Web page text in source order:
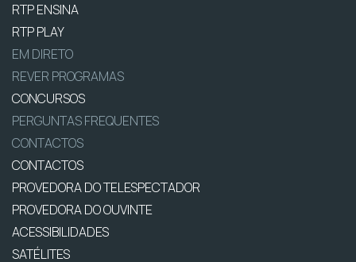
RTP ENSINA
RTP PLAY
EM DIRETO
REVER PROGRAMAS
CONCURSOS
PERGUNTAS FREQUENTES
CONTACTOS
CONTACTOS
PROVEDORA DO TELESPECTADOR
PROVEDORA DO OUVINTE
ACESSIBILIDADES
SATÉLITES